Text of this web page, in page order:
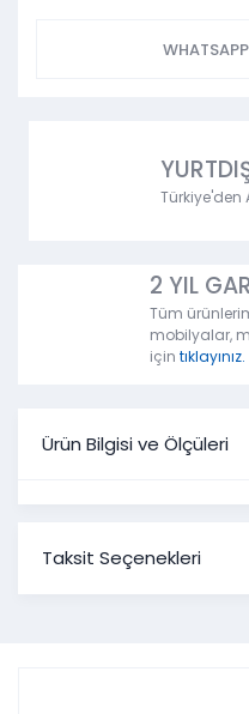
Türkiye'den
2 YIL
Tüm
mobilyalar,
için tıklayınız.
Ürün Bilgisi ve Ölçüleri
Taksit Seçenekleri